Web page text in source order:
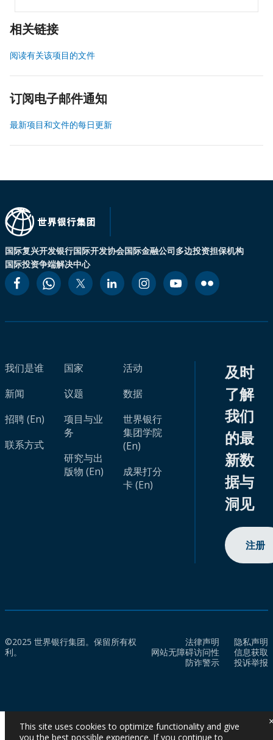
相关链接
阅读有关该项目的文件
订阅电子邮件通知
最新项目和文件的每日更新
国际复兴开发银行国际开发协会国际金融公司多边投资担保机构
国际投资争端解决中心
我们是谁
新闻
招聘 (En)
联系方式
国家
议题
项目与业
务
研究与出
版物 (En)
活动
数据
世界银行
集团学院
(En)
成果打分
卡 (En)
及时
了解
我们
的最
新数
据与
洞见
注册
©2025 世界银行集团。保留所有权
利。
法律声明
隐私声明
网站无障碍访问性
信息获取
防诈警示
投诉举报
This site uses cookies to optimize functionality and give
you the best possible experience. If you continue to